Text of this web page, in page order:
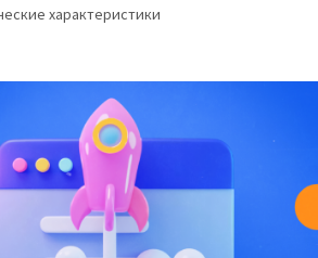
характеристики